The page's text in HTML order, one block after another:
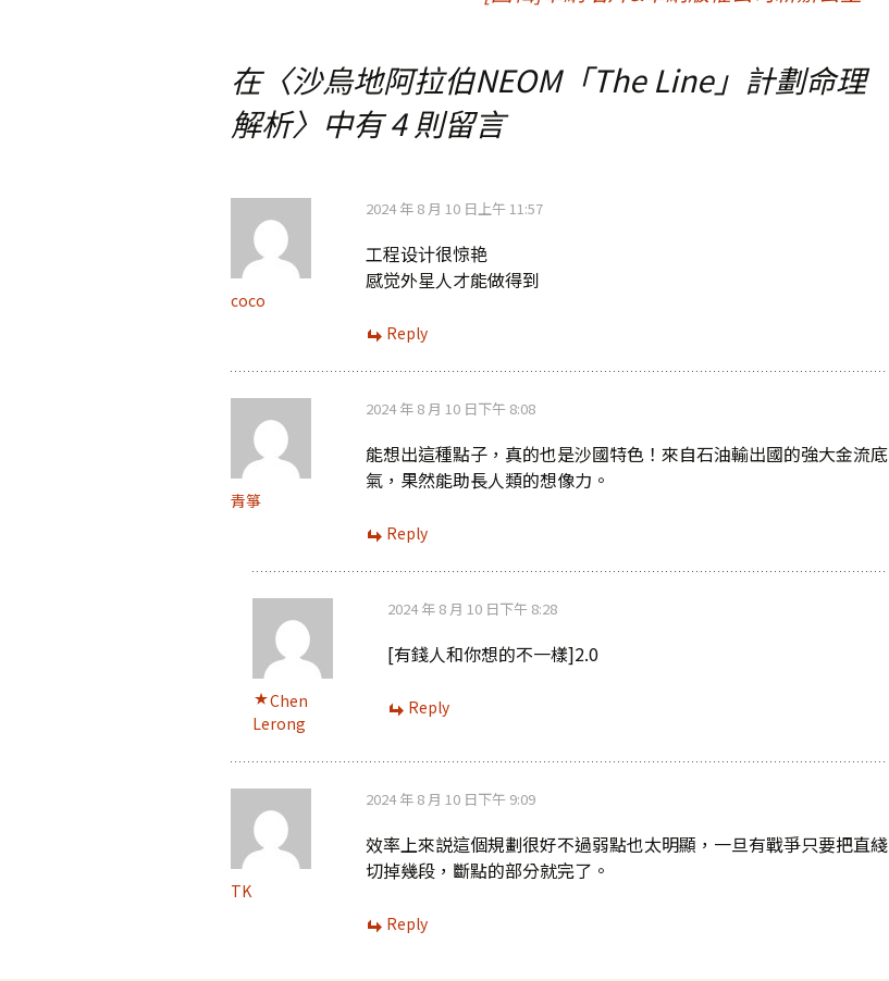
在〈沙烏地阿拉伯NEOM「The Line」計劃命理
解析〉中有 4 則留言
coco
2024 年 8 月 10 日上午 11:57
工程设计很惊艳
感觉外星人才能做得到
Reply
青箏
2024 年 8 月 10 日下午 8:08
能想出這種點子，真的也是沙國特色！來自石油輸出國的強大金流底
氣，果然能助長人類的想像力。
Reply
Chen
Lerong
2024 年 8 月 10 日下午 8:28
[有錢人和你想的不一樣]2.0
Reply
TK
2024 年 8 月 10 日下午 9:09
效率上來説這個規劃很好不過弱點也太明顯，一旦有戰爭只要把直綫
切掉幾段，斷點的部分就完了。
Reply